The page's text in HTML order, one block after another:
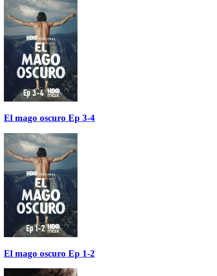
El mago oscuro Ep 3-4
El mago oscuro Ep 1-2